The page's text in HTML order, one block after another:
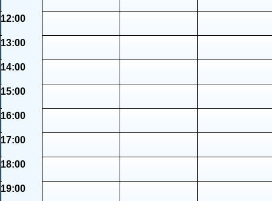
12:00
13:00
14:00
15:00
16:00
17:00
18:00
19:00